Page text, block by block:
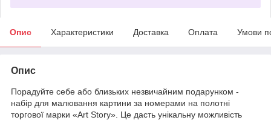
Опис Характеристики Доставка Оплата Умови
Опис
Порадуйте себе або близьких незвичайним подарунком -
набір для малювання картини за номерами на полотні
торгової марки «Art Story». Це дасть унікальну можливість